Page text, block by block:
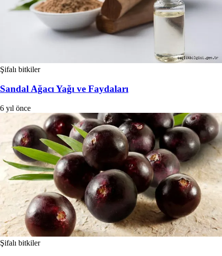
Şifalı bitkiler
Sandal Ağacı Yağı ve Faydaları
6 yıl önce
Şifalı bitkiler